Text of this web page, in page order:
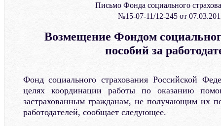
Письмо Фонда социального
№15-07-11/12-245 от
Возмещение Фондом
пособий за
Фонд социального страхования Российской
целях координации работы по оказанию
застрахованным гражданам, не получающим их
работодателей, сообщает следующее.